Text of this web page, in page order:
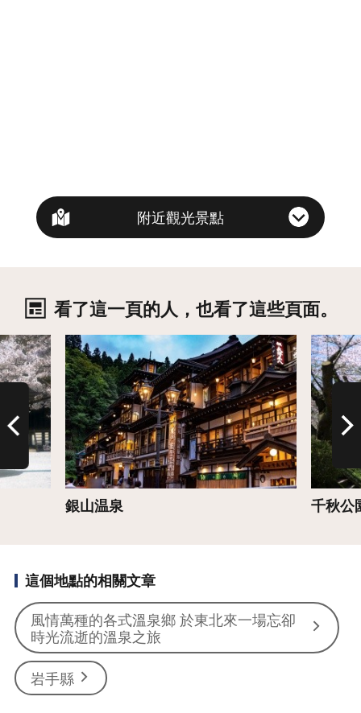
附近觀光景點
看了這一頁的人，也看了這些頁面。
銀山温泉
詳情
千秋公
詳情
這個地點的相關文章
風情萬種的各式溫泉鄉 於東北來一場忘卻
時光流逝的溫泉之旅
岩手縣